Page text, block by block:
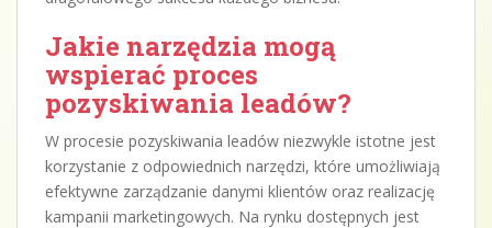
Jakie narzędzia mogą
wspierać proces
pozyskiwania leadów?
W procesie pozyskiwania leadów niezwykle istotne jest
korzystanie z odpowiednich narzędzi, które umożliwiają
efektywne zarządzanie danymi klientów oraz realizację
kampanii marketingowych. Na rynku dostępnych jest